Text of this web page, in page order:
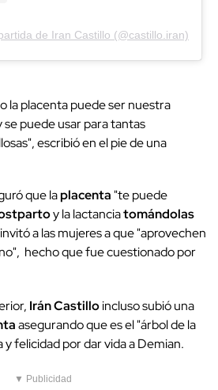
de Iran Castillo (@castillo.iran)
la placenta puede ser nuestra
se puede usar para tantas
escribió en el pie de una
que laplacenta "te puede
y la lactanciatomándolas
a las mujeres a que "aprovechen
hecho que fue cuestionado por
Irán Castilloincluso subió una
asegurando que es el "árbol de la
y felicidad por dar vida a Demian.
▼ Publicidad